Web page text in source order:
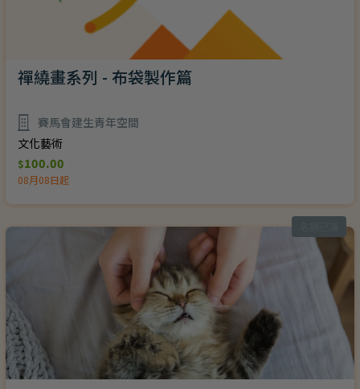
禪繞畫系列 - 布袋製作篇
賽馬會建生青年空間
文化藝術
$100.00
08月08日起